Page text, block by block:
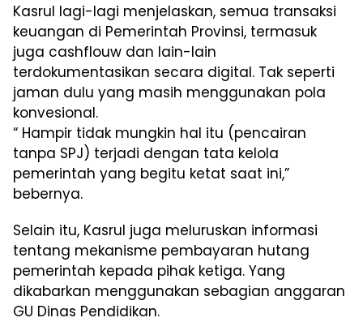
Kasrul lagi-lagi menjelaskan, semua transaksi
keuangan di Pemerintah Provinsi, termasuk
juga cashflouw dan lain-lain
terdokumentasikan secara digital. Tak seperti
jaman dulu yang masih menggunakan pola
konvesional.
“ Hampir tidak mungkin hal itu (pencairan
tanpa SPJ) terjadi dengan tata kelola
pemerintah yang begitu ketat saat ini,”
bebernya.
Selain itu, Kasrul juga meluruskan informasi
tentang mekanisme pembayaran hutang
pemerintah kepada pihak ketiga. Yang
dikabarkan menggunakan sebagian anggaran
GU Dinas Pendidikan.